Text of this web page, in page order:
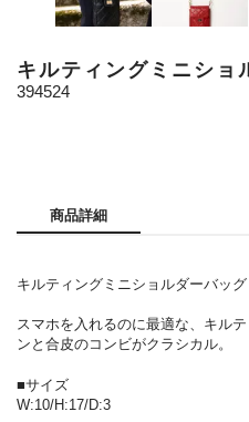
キルティングミニショ
394524
商品詳細
キルティングミニショルダーバッグ
スマホを入れるのに最適な、キル
ンと合皮のコンビがクラシカル。
■サイズ
W:10/H:17/D:3